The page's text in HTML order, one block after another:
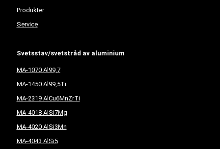
Produkter
Service
Svetsstav/svetstråd av aluminium
MA-1070 Al99,7
MA-1450 Al99,5Ti
MA-2319 AlCu6MnZrTi
MA-4018 AlSi7Mg
MA-4020 AlSi3Mn
MA-4043 AlSi5